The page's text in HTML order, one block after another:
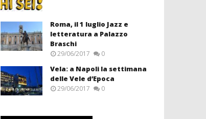
Roma, il 1 luglio Jazz e
letteratura a Palazzo
Braschi
29/06/2017 0
Vela: a Napoli la settimana
delle Vele d’Epoca
29/06/2017 0